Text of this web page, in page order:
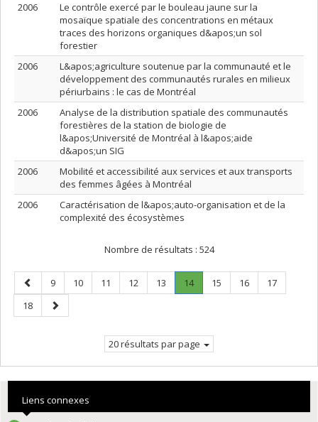
2006
Le contrôle exercé par le bouleau jaune sur la
mosaïque spatiale des concentrations en métaux
traces des horizons organiques d&apos;un sol
forestier
2006
L&apos;agriculture soutenue par la communauté et le
développement des communautés rurales en milieux
périurbains : le cas de Montréal
2006
Analyse de la distribution spatiale des communautés
forestières de la station de biologie de
l&apos;Université de Montréal à l&apos;aide
d&apos;un SIG
2006
Mobilité et accessibilité aux services et aux transports
des femmes âgées à Montréal
2006
Caractérisation de l&apos;auto-organisation et de la
complexité des écosystèmes
Nombre de résultats : 524
Page
précédente
Page
9 Page
10 Page
11 Page
12 Page
13 Page
14.
Page
Page
15 Page
16 Page
17
Page
18
Page
suivante
20 résultats par page
Liens connexes